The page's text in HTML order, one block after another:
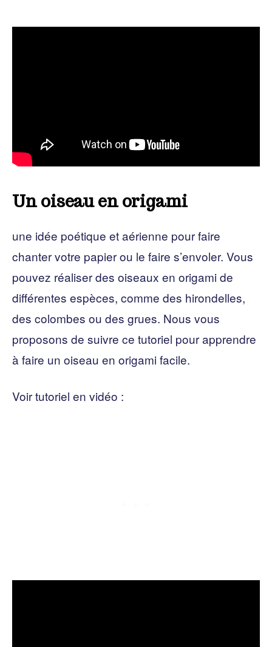
Un oiseau en origami
une idée poétique et aérienne pour faire
chanter votre papier ou le faire s’envoler. Vous
pouvez réaliser des oiseaux en origami de
différentes espèces, comme des hirondelles,
des colombes ou des grues. Nous vous
proposons de suivre ce tutoriel pour apprendre
à faire un oiseau en origami facile.
Voir tutoriel en vidéo :